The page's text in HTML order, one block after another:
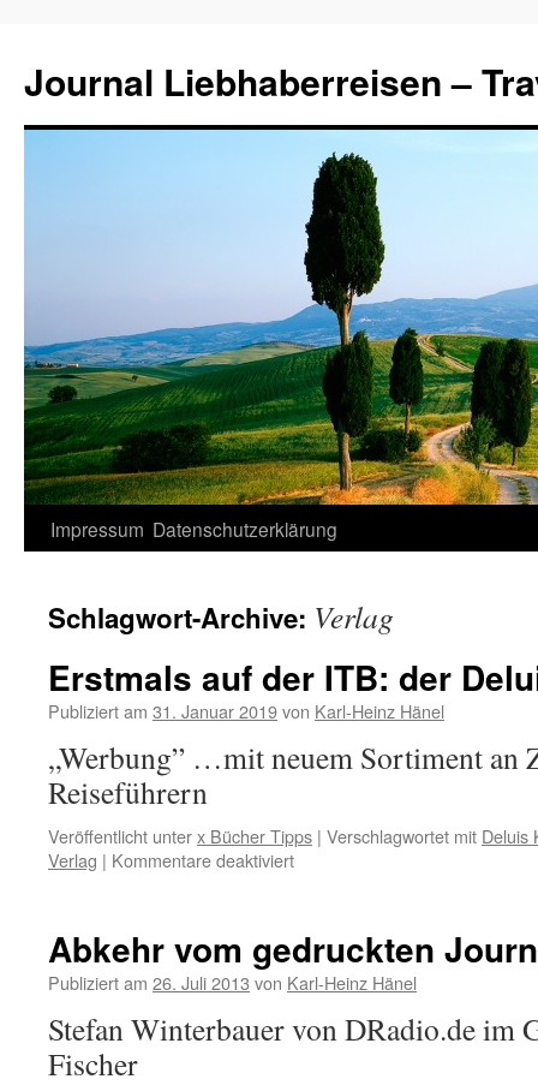
Journal Liebhaberreisen –
Zum
springen
Impressum Datenschutzerklärung
Schlagwort-Archive: Verlag
Erstmals auf der ITB: der
Publiziert am 31. Januar 2019von Karl-Heinz Hänel
„Werbung” …mit neuem Sortiment an
Reiseführern
Veröffentlicht unterx Bücher Tipps | Verschlagwortet mit Deluis
Verlag | Kommentare deaktiviertfür
ITB:
der
Klasing
Abkehr vom gedruckten
Publiziert am 26. Juli 2013 von Karl-Heinz Hänel
Stefan Winterbauer von DRadio.de im
Fischer